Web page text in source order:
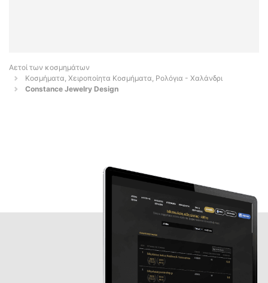
Αετοί των κοσμημάτων
Κοσμήματα, Χειροποίητα Κοσμήματα, Ρολόγια - Χαλάνδρι
Constance Jewelry Design